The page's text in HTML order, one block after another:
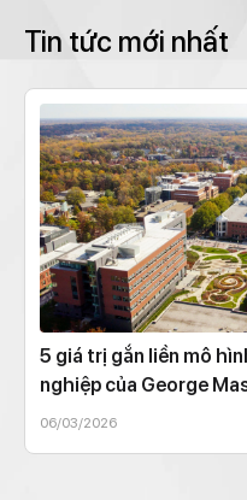
Tin tức mới nhất
5 giá trị gắn liền mô
nghiệp của George
06/03/2026